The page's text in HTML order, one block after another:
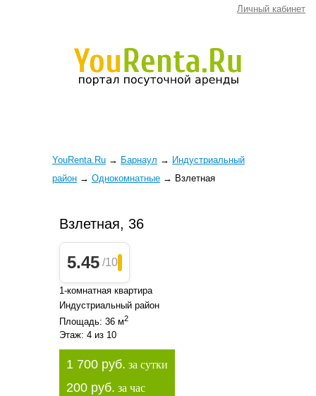
Личный кабинет
YouRenta.Ru → Барнаул → Индустриальный
район → Однокомнатные → Взлетная
Взлетная, 36
5.45 /10
1-комнатная квартира
Индустриальный район
Площадь: 36 м2
Этаж: 4 из 10
1 700 руб. за сутки
200 руб. за час